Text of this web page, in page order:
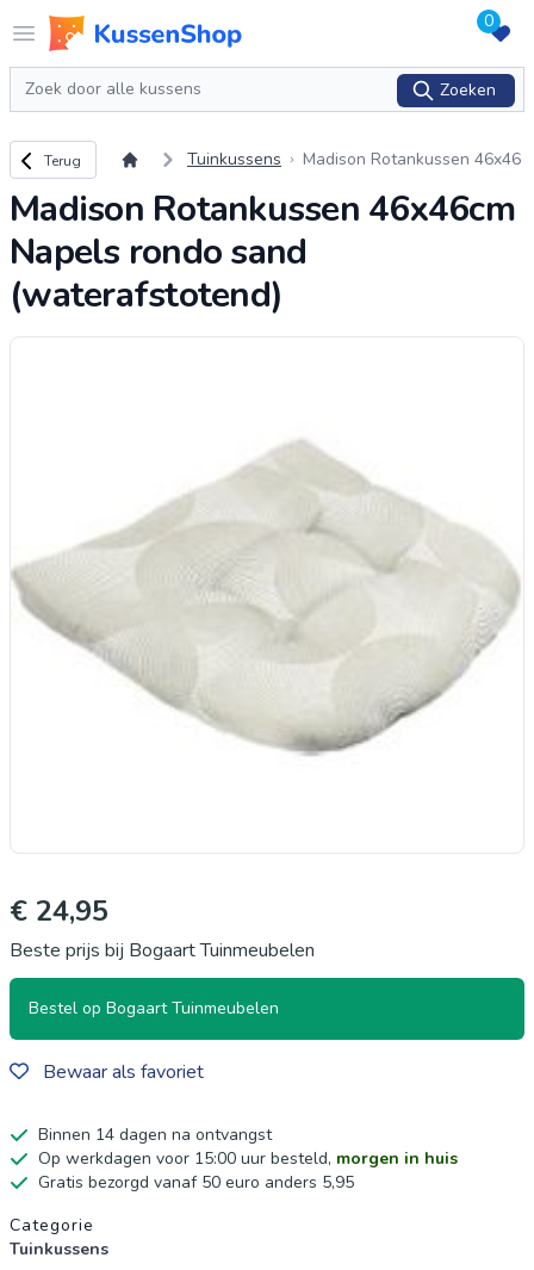
Open menu
Logo www.kussenshop.nl 0
Zoeken
Zoeken
Terug naar overzicht
Terug Tuinkussens
Madison Rotankussen 46x46
rafstotend)
Madison Rotankussen 46x46cm
Napels rondo sand
(waterafstotend)
€ 24,95
Beste prijs bij Bogaart Tuinmeubelen
Bestel op Bogaart Tuinmeubelen
Bewaar als favoriet
Binnen 14 dagen na ontvangst
Op werkdagen voor 15:00 uur besteld, morgen in huis
Gratis bezorgd vanaf 50 euro anders 5,95
Productgegevens
Categorie
Tuinkussens